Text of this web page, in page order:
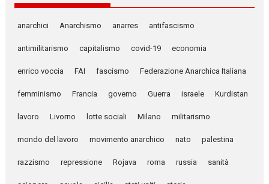
anarchici Anarchismo anarres antifascismo
antimilitarismo capitalismo covid-19 economia
enrico voccia FAI fascismo Federazione Anarchica Italiana
femminismo Francia governo Guerra israele Kurdistan
lavoro Livorno lotte sociali Milano militarismo
mondo del lavoro movimento anarchico nato palestina
razzismo repressione Rojava roma russia sanità